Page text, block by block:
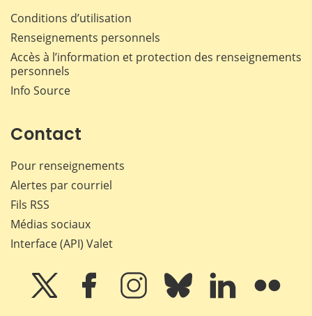
Conditions d’utilisation
Renseignements personnels
Accès à l’information et protection des renseignements
personnels
Info Source
Contact
Pour renseignements
Alertes par courriel
Fils RSS
Médias sociaux
Interface (API) Valet